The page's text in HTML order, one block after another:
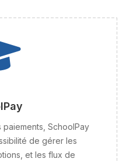
SchoolPay
de gérer les
et les flux de